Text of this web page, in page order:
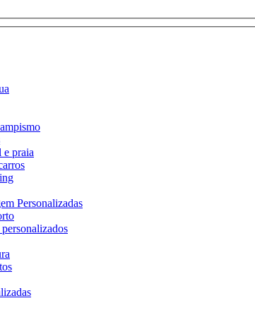
e praia
Personalizadas